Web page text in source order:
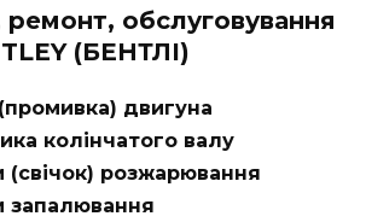
ремонт, обслуговування
(БЕНТЛІ)
двигуна
колінчатого валу
(свічок) розжарювання
запалювання